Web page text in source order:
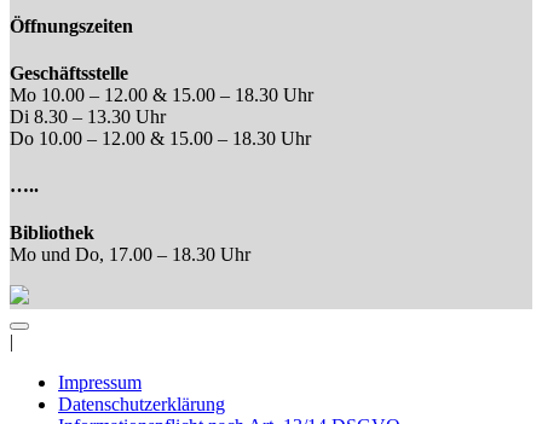
Öffnungszeiten
Geschäftsstelle
Mo 10.00 – 12.00 & 15.00 – 18.30 Uhr
Di 8.30 – 13.30 Uhr
Do 10.00 – 12.00 & 15.00 – 18.30 Uhr
…..
Bibliothek
Mo und Do, 17.00 – 18.30 Uhr
Impressum
Datenschutzerklärung